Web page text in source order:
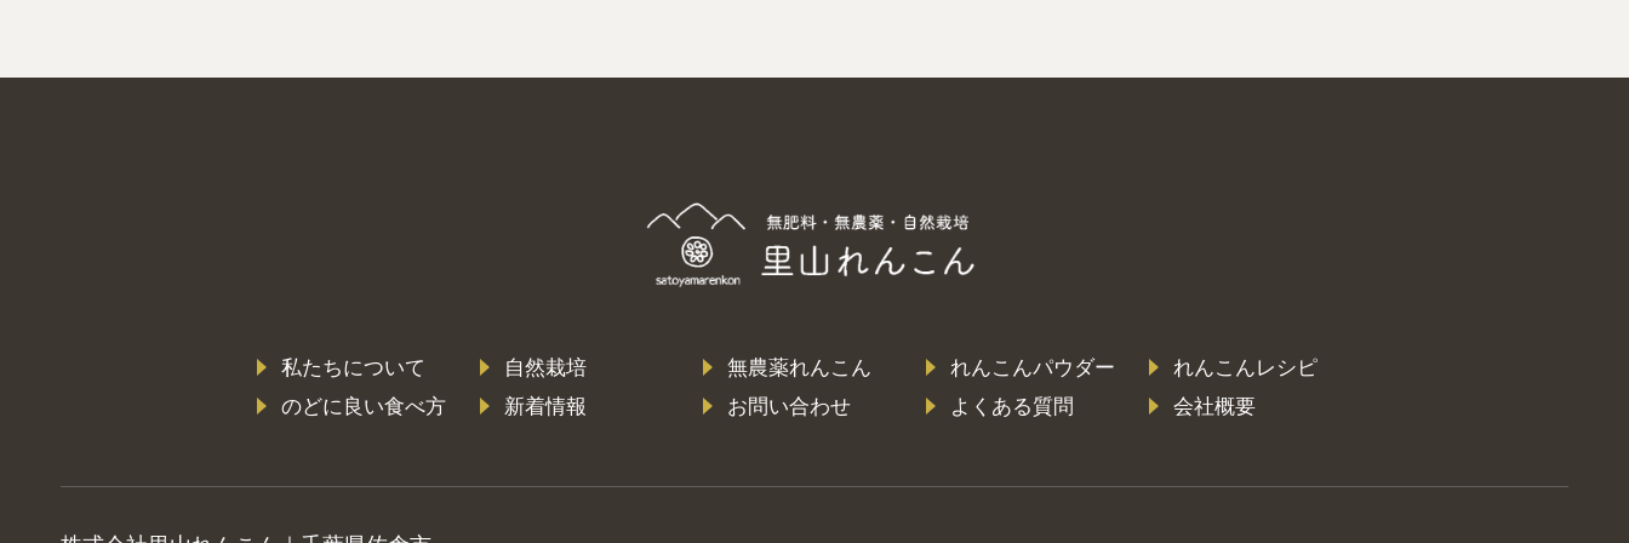
私たちについて 自然栽培 無農薬れんこん れんこんパウダー
れんこんレシピ
のどに良い食べ方
新着情報 お問い合わせ よくある質問 会社概要